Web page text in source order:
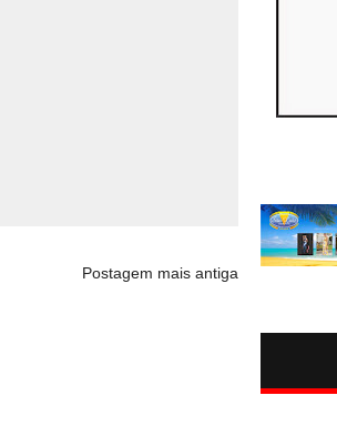
Postagem mais antiga